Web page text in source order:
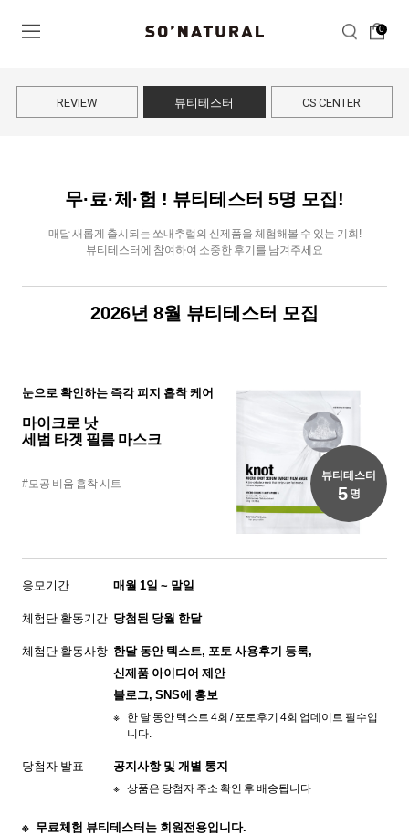
0
REVIEW 뷰티테스터 CS CENTER
무·료·체·험 ! 뷰티테스터 5명 모집!
매달 새롭게 출시되는 쏘내추럴의 신제품을 체험해볼 수 있는 기회!
뷰티테스터에 참여하여 소중한 후기를 남겨주세요
2026년 8월 뷰티테스터 모집
눈으로 확인하는 즉각 피지 흡착 케어
마이크로 낫
세범 타겟 필름 마스크
#모공 비움 흡착 시트
뷰티테스터
5 명
응모기간 매월 1일 ~ 말일
체험단 활동기간 당첨된 당월 한달
체험단 활동사항 한달 동안 텍스트, 포토 사용후기 등록,
신제품 아이디어 제안
블로그, SNS에 홍보
한 달 동안 텍스트 4회 / 포토후기 4회 업데이트 필수입
니다.
당첨자 발표 공지사항 및 개별 통지
상품은 당첨자 주소 확인 후 배송됩니다
무료체험 뷰티테스터는 회원전용입니다.